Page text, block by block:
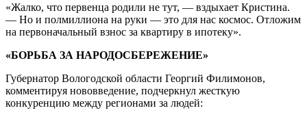
«Жалко, что первенца родили не тут, — вздыхает Кристина.
— Но и полмиллиона на руки — это для нас космос. Отложим
на первоначальный взнос за квартиру в ипотеку».
«БОРЬБА ЗА НАРОДОСБЕРЕЖЕНИЕ»
Губернатор Вологодской области Геор­гий Филимонов,
комментируя нововве­дение, подчеркнул жесткую
конкуренцию между регионами за людей: